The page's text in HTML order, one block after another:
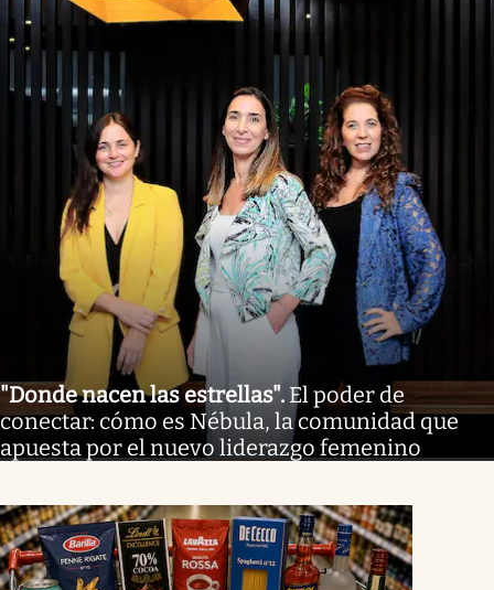
"Donde nacen las estrellas". El poder de
conectar: cómo es Nébula, la comunidad que
apuesta por el nuevo liderazgo femenino